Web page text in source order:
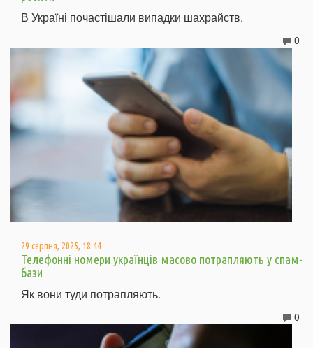
В Україні почастішали випадки шахрайств.
0
29 серпня, 2025, 18:44
Телефонні номери українців масово потрапляють у спам-
бази
Як вони туди потрапляють.
0